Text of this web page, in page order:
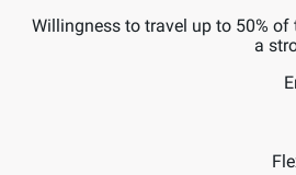
Willingness to travel up to 50%
a